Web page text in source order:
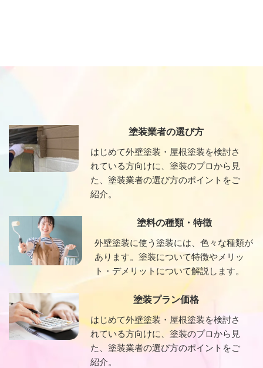
塗装業者の選び方
はじめて外壁塗装・屋根塗装を検討さ
れている方向けに、塗装のプロから見
た、塗装業者の選び方のポイントをご
紹介。
塗料の種類・特徴
外壁塗装に使う塗装には、色々な種類が
あります。塗装について特徴やメリッ
ト・デメリットについて解説します。
塗装プラン価格
はじめて外壁塗装・屋根塗装を検討さ
れている方向けに、塗装のプロから見
た、塗装業者の選び方のポイントをご
紹介。